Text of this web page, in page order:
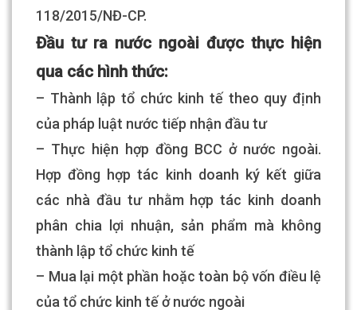
118/2015/NĐ-CP.
Đầu tư ra nước ngoài được thực hiện
qua các hình thức:
– Thành lập tổ chức kinh tế theo quy định
của pháp luật nước tiếp nhận đầu tư
– Thực hiện hợp đồng BCC ở nước ngoài.
Hợp đồng hợp tác kinh doanh ký kết giữa
các nhà đầu tư nhằm hợp tác kinh doanh
phân chia lợi nhuận, sản phẩm mà không
thành lập tổ chức kinh tế
– Mua lại một phần hoặc toàn bộ vốn điều lệ
của tổ chức kinh tế ở nước ngoài